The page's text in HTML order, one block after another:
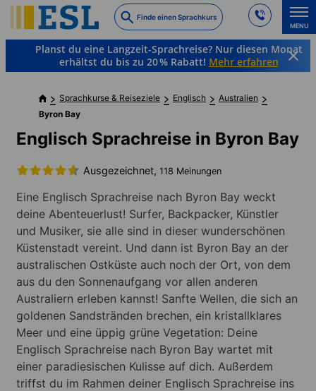
to
main
content
Finde einen Sprachkurs
MENU
Planst du eine Langzeit-Sprachreise? Nur diesen Monat
erhältst du bis zu 20 % Rabatt! Mehr erfahren
Sprachkurse & Reiseziele Englisch
Australien
Byron Bay
Englisch Sprachreise in Byron Bay
Ausgezeichnet, 118 Meinungen
Eine Englisch Sprachreise nach Byron Bay weckt
deine Abenteuerlust! Surfer, Backpacker, Künstler
und Musiker, sie alle sind in dieser wunderschönen
Küstenstadt vereint. Und dann ist Byron Bay an der
australischen Ostküste auch noch der Ort, von dem
aus du den Sonnenaufgang vor allen anderen
Australiern erleben kannst! Sanfte Wellen, die sich an
goldenen Sandstränden brechen, ein kristallklares
Meer und eine üppig grüne Vegetation: Deine
Englisch Sprachreise nach Byron Bay wartet mit
einer paradiesischen Kulisse auf dich. Außerdem
triffst du im Rahmen deiner Englisch Sprachreise ins